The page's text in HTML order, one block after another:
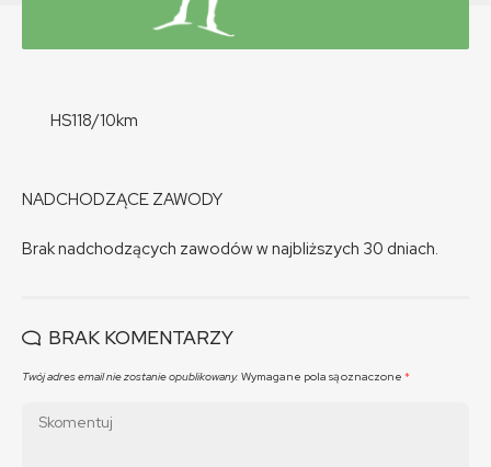
HS118/10km
NADCHODZĄCE ZAWODY
Brak nadchodzących zawodów w najbliższych 30 dniach.
BRAK KOMENTARZY
Twój adres email nie zostanie opublikowany. Wymagane pola są oznaczone *